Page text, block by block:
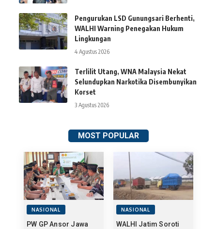
Pengurukan LSD Gunungsari Berhenti,
WALHI Warning Penegakan Hukum
Lingkungan
4 Agustus 2026
Terlilit Utang, WNA Malaysia Nekat
Selundupkan Narkotika Disembunyikan
Korset
3 Agustus 2026
MOST POPULAR
NASIONAL
PW GP Ansor Jawa
NASIONAL
WALHI Jatim Soroti